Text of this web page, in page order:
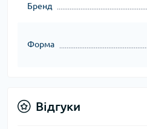
Бренд
Форма
Відгуки